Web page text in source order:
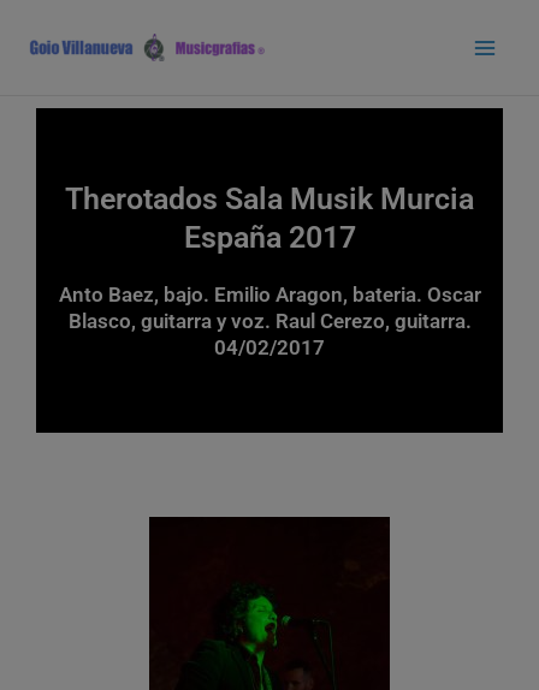
contenido
Therotados Sala Musik Murcia
España 2017
Anto Baez, bajo. Emilio Aragon, bateria. Oscar
Blasco, guitarra y voz. Raul Cerezo, guitarra.
04/02/2017